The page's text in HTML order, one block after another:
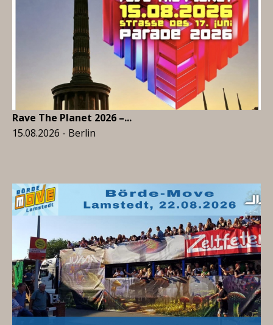
Rave The Planet 2026 –...
15.08.2026 - Berlin